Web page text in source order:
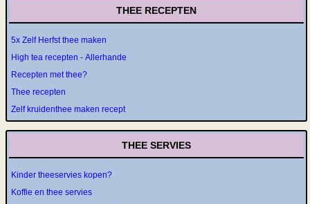
THEE RECEPTEN
5x Zelf Herfst thee maken
High tea recepten - Allerhande
Recepten met thee?
Thee recepten
Zelf kruidenthee maken recept
THEE SERVIES
Kinder theeservies kopen?
Koffie en thee servies